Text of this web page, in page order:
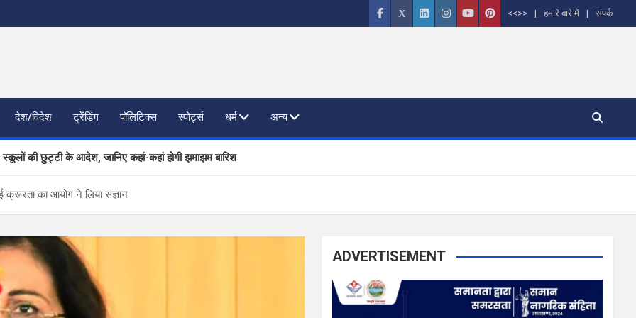
<<>> हमारे बारे में संपर्क
देश/विदेश ट्रेंडिंग पॉलिटिक्स स्पोर्ट्स धर्म अन्य
स्कूलों की छुट्टी के आदेश, जानिए कहां-कहां होगी झमाझम बारिश
दलों से SIR पर फीडबैक
कंपनियां लेंगी साक्षात्कार; 559 पदों पर होगा चयन
ने वैश्विक स्तर पर संस्कृत के प्रसार को दिया नया आयाम
का आयोग ने लिया संज्ञान
ADVERTISEMENT